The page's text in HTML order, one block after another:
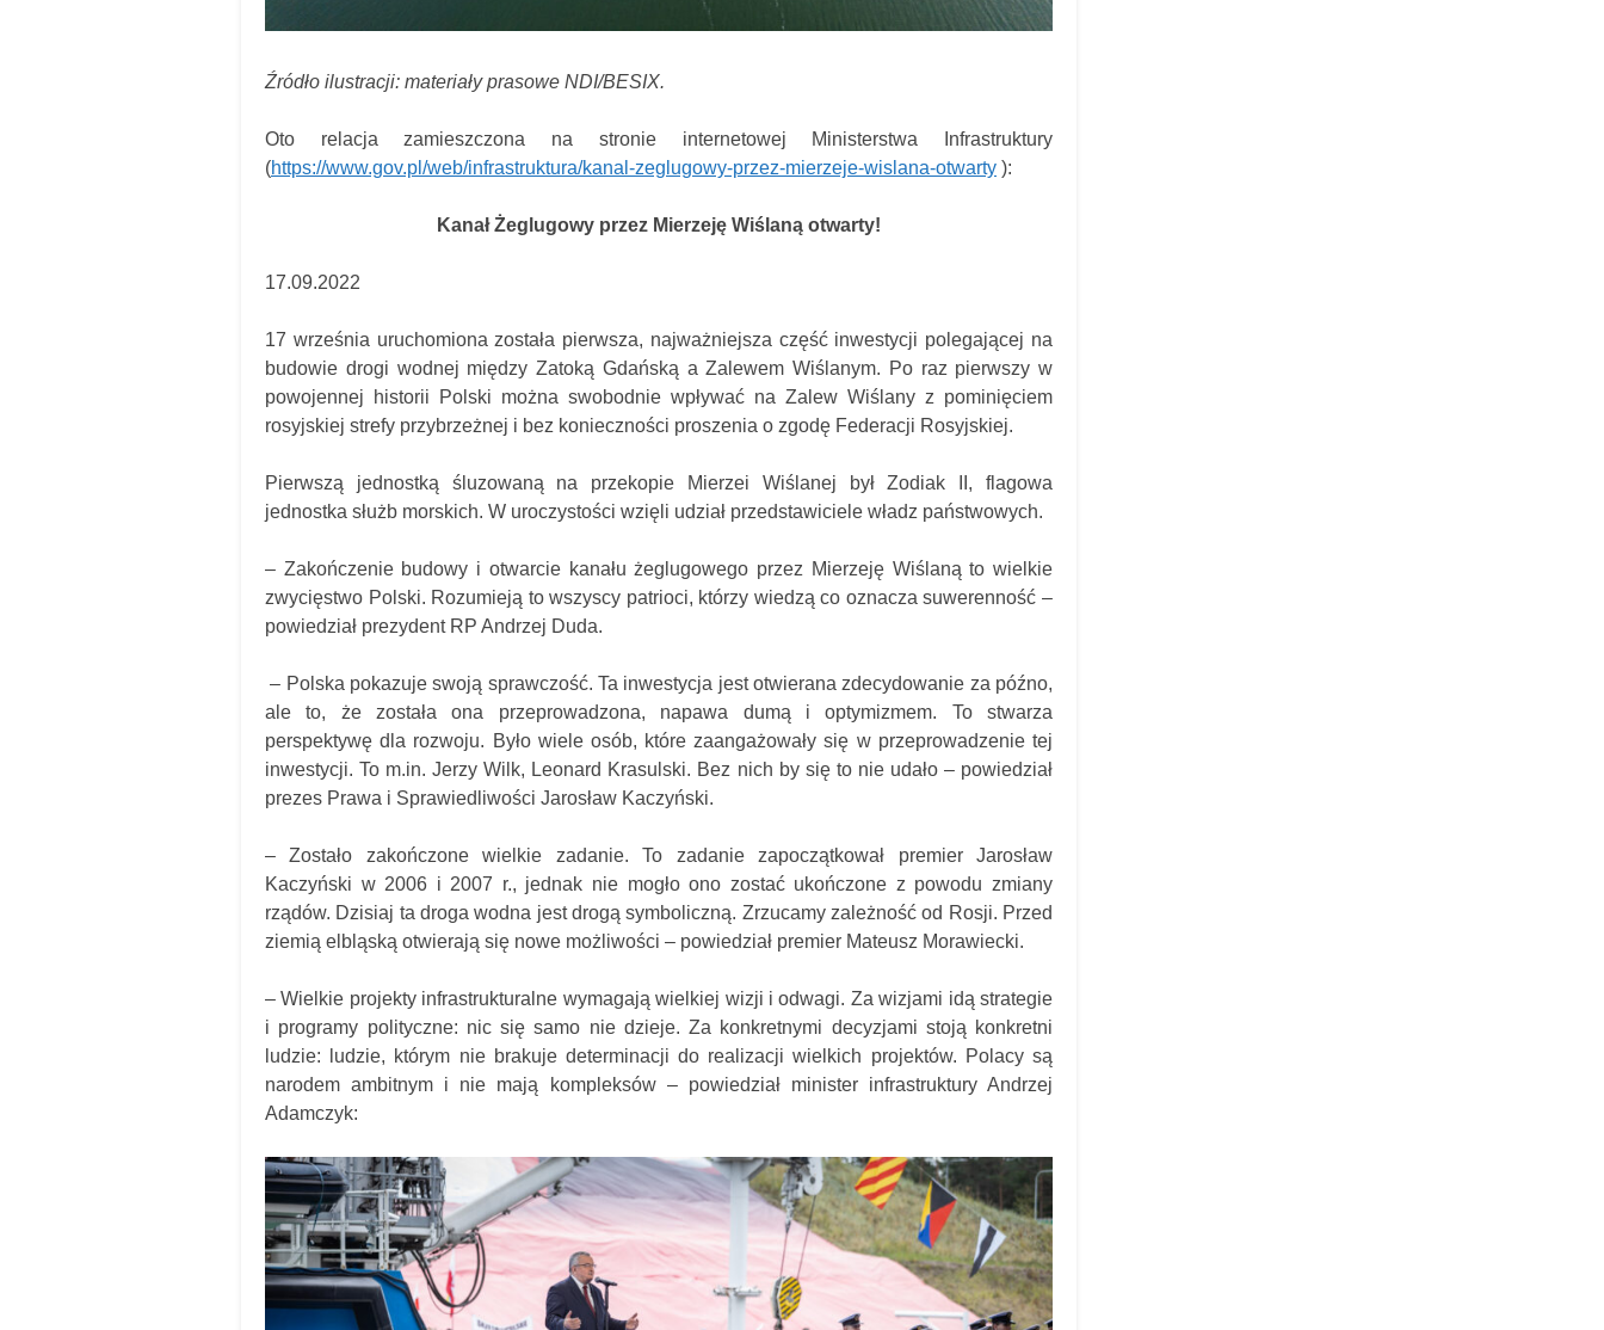
Źródło ilustracji: materiały prasowe NDI/BESIX.
Oto relacja zamieszczona na stronie internetowej Ministerstwa Infrastruktury
(https://www.gov.pl/web/infrastruktura/kanal-zeglugowy-przez-mierzeje-wislana-otwarty ):
Kanał Żeglugowy przez Mierzeję Wiślaną otwarty!
17.09.2022
17 września uruchomiona została pierwsza, najważniejsza część inwestycji polegającej na
budowie drogi wodnej między Zatoką Gdańską a Zalewem Wiślanym. Po raz pierwszy w
powojennej historii Polski można swobodnie wpływać na Zalew Wiślany z pominięciem
rosyjskiej strefy przybrzeżnej i bez konieczności proszenia o zgodę Federacji Rosyjskiej.
Pierwszą jednostką śluzowaną na przekopie Mierzei Wiślanej był Zodiak II, flagowa
jednostka służb morskich. W uroczystości wzięli udział przedstawiciele władz państwowych.
– Zakończenie budowy i otwarcie kanału żeglugowego przez Mierzeję Wiślaną to wielkie
zwycięstwo Polski. Rozumieją to wszyscy patrioci, którzy wiedzą co oznacza suwerenność –
powiedział prezydent RP Andrzej Duda.
– Polska pokazuje swoją sprawczość. Ta inwestycja jest otwierana zdecydowanie za późno,
ale to, że została ona przeprowadzona, napawa dumą i optymizmem. To stwarza
perspektywę dla rozwoju. Było wiele osób, które zaangażowały się w przeprowadzenie tej
inwestycji. To m.in. Jerzy Wilk, Leonard Krasulski. Bez nich by się to nie udało – powiedział
prezes Prawa i Sprawiedliwości Jarosław Kaczyński.
– Zostało zakończone wielkie zadanie. To zadanie zapoczątkował premier Jarosław
Kaczyński w 2006 i 2007 r., jednak nie mogło ono zostać ukończone z powodu zmiany
rządów. Dzisiaj ta droga wodna jest drogą symboliczną. Zrzucamy zależność od Rosji. Przed
ziemią elbląską otwierają się nowe możliwości – powiedział premier Mateusz Morawiecki.
– Wielkie projekty infrastrukturalne wymagają wielkiej wizji i odwagi. Za wizjami idą strategie
i programy polityczne: nic się samo nie dzieje. Za konkretnymi decyzjami stoją konkretni
ludzie: ludzie, którym nie brakuje determinacji do realizacji wielkich projektów. Polacy są
narodem ambitnym i nie mają kompleksów – powiedział minister infrastruktury Andrzej
Adamczyk: